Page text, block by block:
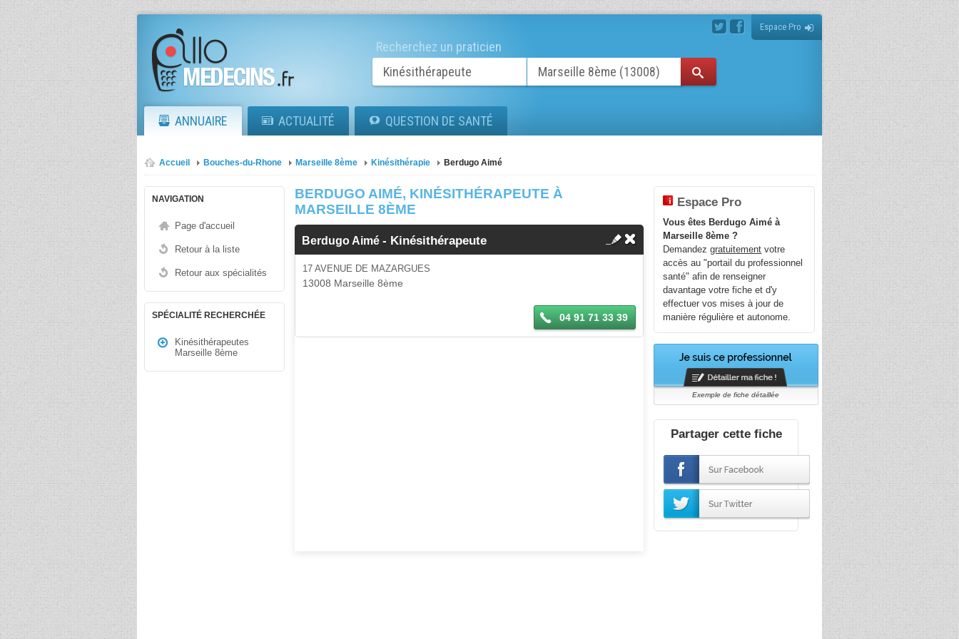
Espace Pro
Recherchez un praticien
ANNUAIRE ACTUALITÉ QUESTION DE SANTÉ
Accueil Bouches-du-Rhone Marseille 8ème Kinésithérapie Berdugo Aimé
NAVIGATION
Page d'accueil
Retour à la liste
Retour aux spécialités
SPÉCIALITÉ RECHERCHÉE
Kinésithérapeutes
Marseille 8ème
BERDUGO AIMÉ, KINÉSITHÉRAPEUTE À
MARSEILLE 8ÈME
Berdugo Aimé- Kinésithérapeute
17 AVENUE DE MAZARGUES
13008 Marseille 8ème
04 91 71 33 39
Espace Pro
Vous êtes Berdugo Aimé à
Marseille 8ème ?
Demandezgratuitement votre
accès au "portail du professionnel
santé" afin de renseigner
davantage votre fiche et d'y
effectuer vos mises à jour de
manière régulière et autonome.
Exemple de fiche détaillée
Partager cette fiche